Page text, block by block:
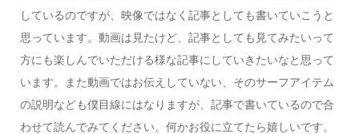
しているのですが、映像ではなく記事としても書いていこうと
思っています。動画は見たけど、記事としても見てみたいって
方にも楽しんでいただける様な記事にしていきたいなと思って
います。また動画ではお伝えしていない、そのサーフアイテム
の説明なども僕目線にはなりますが、記事で書いているので合
わせて読んでみてください。何かお役に立てたら嬉しいです。